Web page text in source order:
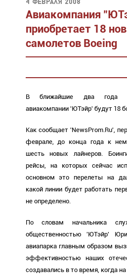
4 февраля 2008
Авиакомпания
приобретает 18
самолетов Boeing
В ближайшие два года
авиакомпании 'ЮТэйр' будут 18
Как сообщает 'NewsProm.Ru',
феврале, до конца года к
шесть новых лайнеров.
рейсы, на которых сейчас
основном это перелеты на
какой линии будет работать
не определено.
По словам начальника
общественностью 'ЮТэйр'
авиапарка главным образом
эффективностью наших
создавались в то время, когда